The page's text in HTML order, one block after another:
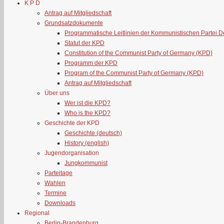
K P D
Antrag auf Mitgliedschaft
Grundsatzdokumente
Programmatische Leitlinien der Kommunistischen Partei
Statut der KPD
Constitution of the Communist Party of Germany (KPD)
Programm der KPD
Program of the Communist Party of Germany (KPD)
Antrag auf Mitgliedschaft
Über uns
Wer ist die KPD?
Who is the KPD?
Geschichte der KPD
Geschichte (deutsch)
History (english)
Jugendorganisation
Jungkommunist
Parteitage
Wahlen
Termine
Downloads
Regional